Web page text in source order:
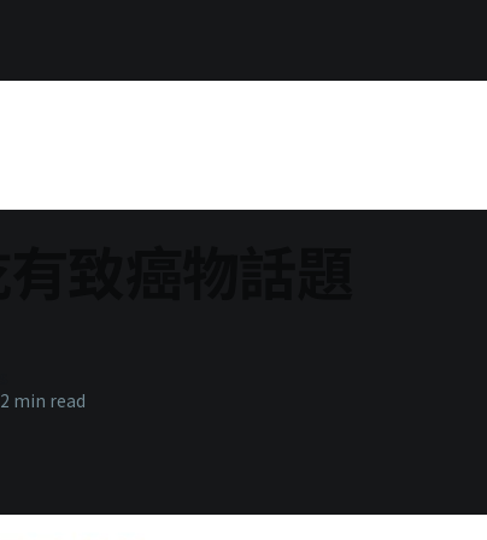
2 min read